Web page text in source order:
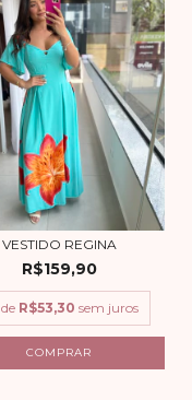
VESTIDO REGINA
R$159,90
R$53,30 sem juros
COMPRAR